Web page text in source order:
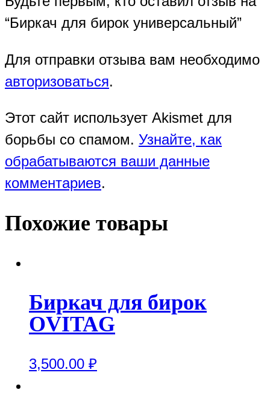
“Биркач для бирок универсальный”
Для отправки отзыва вам необходимо
авторизоваться.
Этот сайт использует Akismet для
борьбы со спамом. Узнайте, как
обрабатываются ваши данные
комментариев.
Похожие товары
Биркач для бирок
OVITAG
3,500.00 ₽